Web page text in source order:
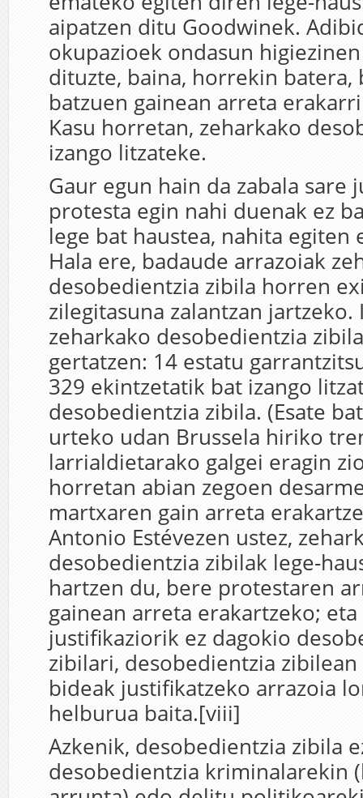
aipatzen ditu Goodwinek.
okupazioek ondasun
dituzte, baina, horrekin batera,
batzuen gainean arreta
Kasu horretan, zeharkako
izango litzateke.
Gaur egun hain da zabala sare
protesta egin nahi duenak ez
lege bat haustea, nahita egiten
Hala ere, badaude arrazoiak
desobedientzia zibila horren
zilegitasuna zalantzan jartzeko.
zeharkako desobedientzia
gertatzen: 14 estatu
329 ekintzetatik bat izango
desobedientzia zibila. (Esate
urteko udan Brussela hiriko
larrialdietarako galgei eragin
horretan abian zegoen
martxaren gain arreta
Antonio Estévezen ustez,
desobedientzia zibilak lege-
hartzen du, bere protestaren
gainean arreta erakartzeko;
justifikaziorik ez dagokio
zibilari, desobedientzia
bideak justifikatzeko arrazoia
helburua baita.[viii]
Azkenik, desobedientzia zibila
desobedientzia kriminalarekin